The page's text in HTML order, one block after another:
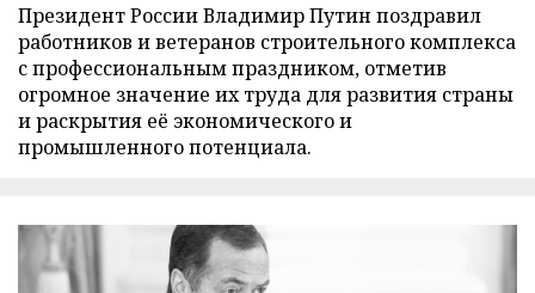
Президент России Владимир Путин поздравил
работников и ветеранов строительного комплекса
с профессиональным праздником, отметив
огромное значение их труда для развития страны
и раскрытия её экономического и
промышленного потенциала.